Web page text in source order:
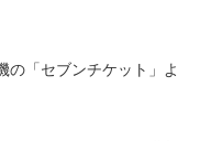
の「セブンチケット」よ